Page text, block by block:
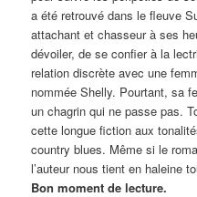
a été retrouvé dans le fleuve
attachant et chasseur à ses
dévoiler, de se confier à la
relation discrète avec une
nommée Shelly. Pourtant, sa
un chagrin qui ne passe pas.
cette longue fiction aux
country blues. Même si le
l’auteur nous tient en haleine
Bon moment de lecture.